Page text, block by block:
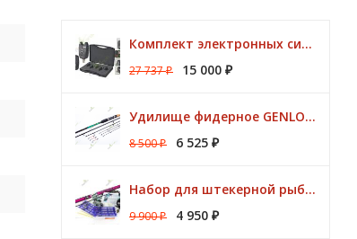
Комплект электронных сигнализаторов TRAPER Prestige 4+1
27 737₽ 15 000 ₽
Удилище фидерное GENLOG HONESTY HEAVY 3,80 м. до 140 гр.
8 500₽ 6 525 ₽
Набор для штекерной рыбалки CLUB KORUM PINK Поплавок (удилище 7м, аксессуары)
9 900₽ 4 950 ₽